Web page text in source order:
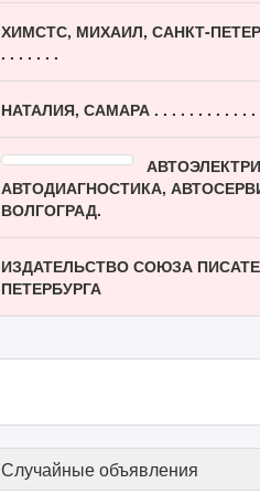
ХИМСТС, МИХАИЛ, САНКТ-
. . . . . . .
НАТАЛИЯ, САМАРА . . . . . . . . . . . .
АВТОДИАГНОСТИКА,
ВОЛГОГРАД.
ИЗДАТЕЛЬСТВО СОЮЗА
ПЕТЕРБУРГА
Случайные объявления